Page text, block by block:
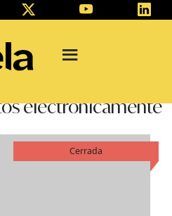
electrónicamente
Cerrada